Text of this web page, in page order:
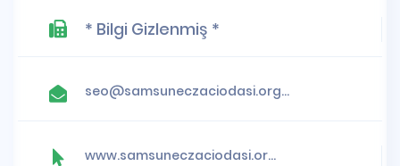
* Bilgi Gizlenmiş *
seo@samsuneczaciodasi.org.tr
www.samsuneczaciodasi.org.tr